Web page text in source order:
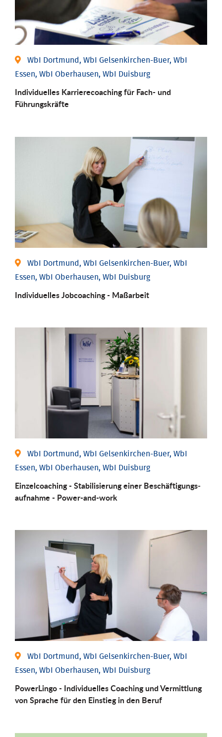
WbI Dortmund, WbI Gelsenkirchen-Buer, WbI
Essen, WbI Oberhausen, WbI Duisburg
Individu­elles Karrierecoaching für Fach-­ und
Führungs­kräfte
WbI Dortmund, WbI Gelsenkirchen-Buer, WbI
Essen, WbI Oberhausen, WbI Duisburg
Individu­elles Job­coaching - Maßarbeit
WbI Dortmund, WbI Gelsenkirchen-Buer, WbI
Essen, WbI Oberhausen, WbI Duisburg
Einzel­coaching - Stabili­sierung einer Be­schäftigungs­
aufnahme - Power-and-work
WbI Dortmund, WbI Gelsenkirchen-Buer, WbI
Essen, WbI Oberhausen, WbI Duisburg
PowerLingo - Individuelles Coaching und Vermittlung
von Sprache für den Einstieg in den Beruf